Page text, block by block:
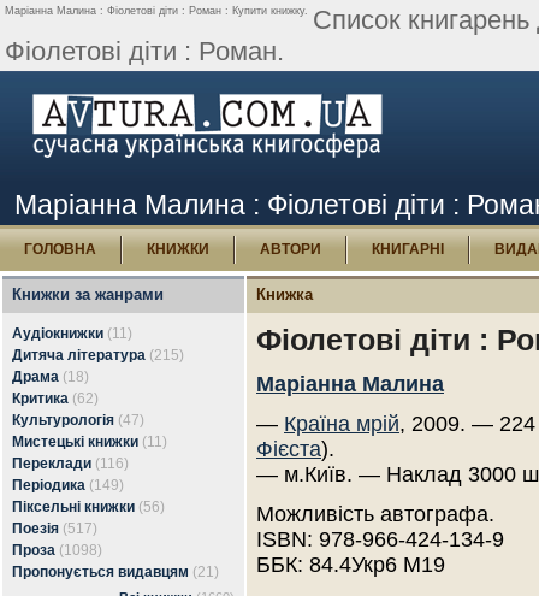
Маріанна Малина : Фіолетові діти : Роман : Купити книжку. Список
Фіолетові діти : Роман.
Маріанна Малина : Фіолетові діти :
ГОЛОВНА КНИЖКИ АВТОРИ КНИГАРНІ
Книжки за жанрами
Аудіокнижки (11)
Дитяча література (215)
Драма (18)
Критика (62)
Культурологія (47)
Мистецькі книжки (11)
Переклади (116)
Періодика (149)
Піксельні книжки (56)
Поезія (517)
Проза (1098)
Пропонується видавцям (21)
Книжка
Фіолетові діти :
Маріанна Малина
— Країна мрій, 2009. —
Фієста).
— м.Київ. — Наклад 3000
Можливість автографа.
ISBN: 978-966-424-134-9
ББК: 84.4Укр6 М19